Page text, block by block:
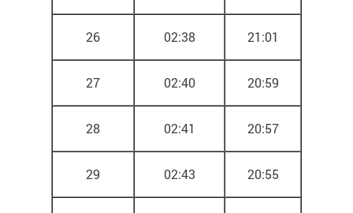
26 02:38 21:01
27 02:40 20:59
28 02:41 20:57
29 02:43 20:55